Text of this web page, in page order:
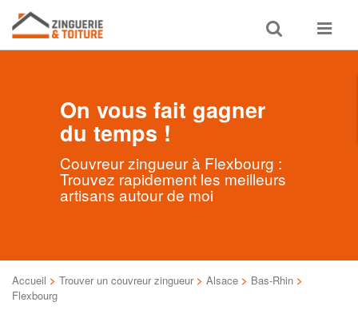
Toggle
search
Toggle
On vous fait gagner
du temps !
Couvreur zingueur à Flexbourg :
Trouvez rapidement les meilleurs
artisans autour de moi
Accueil > Trouver un couvreur zingueur > Alsace > Bas-Rhin >
Flexbourg